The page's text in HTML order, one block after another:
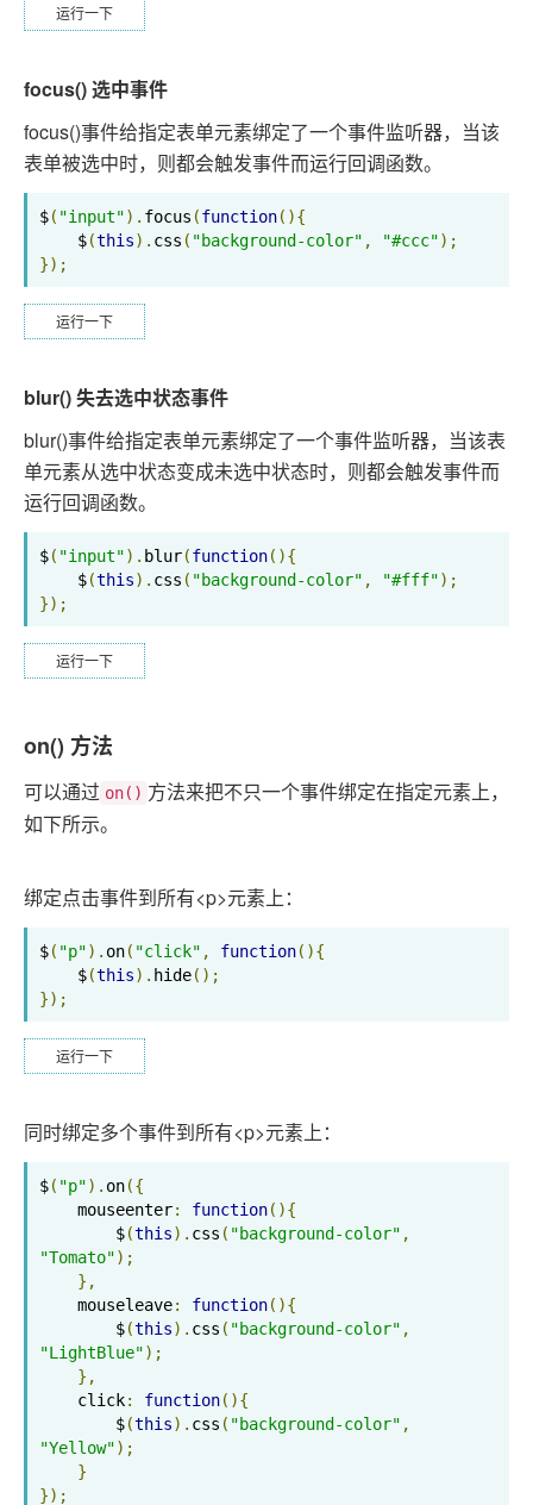
运行一下
focus() 选中事件
focus()事件给指定表单元素绑定了一个事件监听器，当该
表单被选中时，则都会触发事件而运行回调函数。
$( "input"). focus (function(){
    $
(this). css ( "background-color" , "#ccc");
});
运行一下
blur() 失去选中状态事件
blur()事件给指定表单元素绑定了一个事件监听器，当该表
单元素从选中状态变成未选中状态时，则都会触发事件而
运行回调函数。
$( "input"). blur(function(){
    $
(this). css ( "background-color" , "#fff");
});
运行一下
on() 方法
可以通过 on() 方法来把不只一个事件绑定在指定元素上，
如下所示。
绑定点击事件到所有<p>元素上：
$( "p"). on( "click" , function(){
    $
(this). hide();
});
运行一下
同时绑定多个事件到所有<p>元素上：
$( "p"). on({
    mouseenter
: function(){
        $
(this). css ( "background-color" ,
"Tomato");
},
    mouseleave
: function(){
        $
(this). css ( "background-color" ,
"LightBlue");
},
    click
: function(){
        $
(this). css ( "background-color" ,
"Yellow");
}
});